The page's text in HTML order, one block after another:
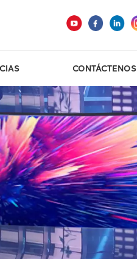
CONTÁCTENOS